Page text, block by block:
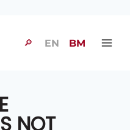
🔎 EN BM
NOT